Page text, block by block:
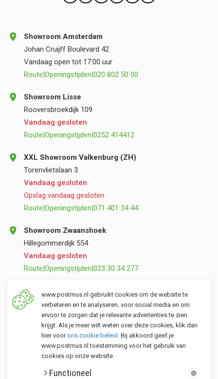
Klantenservice
Showroom Amsterdam
Johan Cruijff Boulevard 42
Vandaag open tot 17:00 uur
Route Openingstijden 020 802 50 00
Showroom Lisse
Rooversbroekdijk 109
Vandaag gesloten
Route Openingstijden 0252 414412
XXL Showroom Valkenburg (ZH)
Torenvlietslaan 3
Vandaag gesloten
Opslag vandaag gesloten
Route Openingstijden 071 401 34 44
Showroom Zwaanshoek
Hillegommerdijk 554
Vandaag gesloten
Route Openingstijden 023 30 34 277
Opslag Valkenburg (ZH)
Torenvlietslaan 3
Vandaag gesloten
Route|Openingstijden |071 401 34 44
www.postmus.nl gebruikt cookies om de website te
verbeteren en te analyseren, voor social media en om
ervoor te zorgen dat je relevante advertenties te zien
krijgt. Als je meer wilt weten over deze cookies, klik dan
hier voorons cookie beleid . Bij akkoord geef je
www.postmus.nl toestemming voor het gebruik van
cookies op onze website.
Functioneel